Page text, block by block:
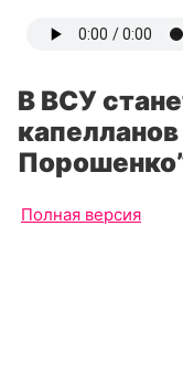
В ВСУ
Полная версия